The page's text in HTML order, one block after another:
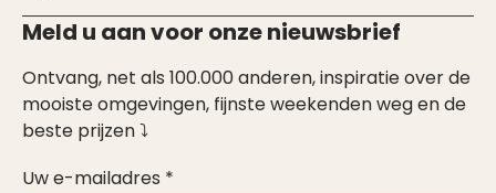
Meld u aan voor onze nieuwsbrief
Ontvang, net als 100.000 anderen, inspiratie over de
mooiste omgevingen, fijnste weekenden weg en de
beste prijzen ⤵
Uw e-mailadres *